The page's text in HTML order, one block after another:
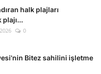
halk plajları
0
Bitez sahilini işletme